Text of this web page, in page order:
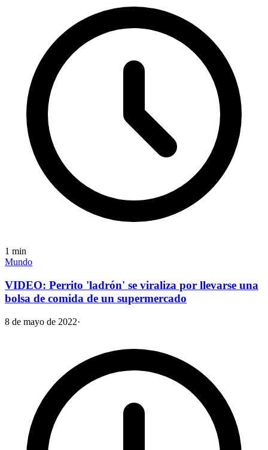
1 min
Mundo
VIDEO: Perrito 'ladrón' se viraliza por llevarse una
bolsa de comida de un supermercado
8 de mayo de 2022·